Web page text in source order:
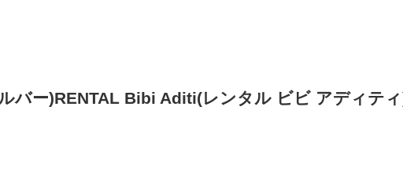
バー)RENTAL Bibi Aditi(レンタル ビビ アディテ